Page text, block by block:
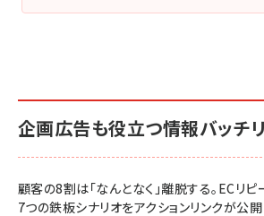
企画広告も役立つ情報バッチリ
顧客の8割は「なんとなく」離脱する。ECリ
7つの鉄板シナリオをアクションリンクが公開